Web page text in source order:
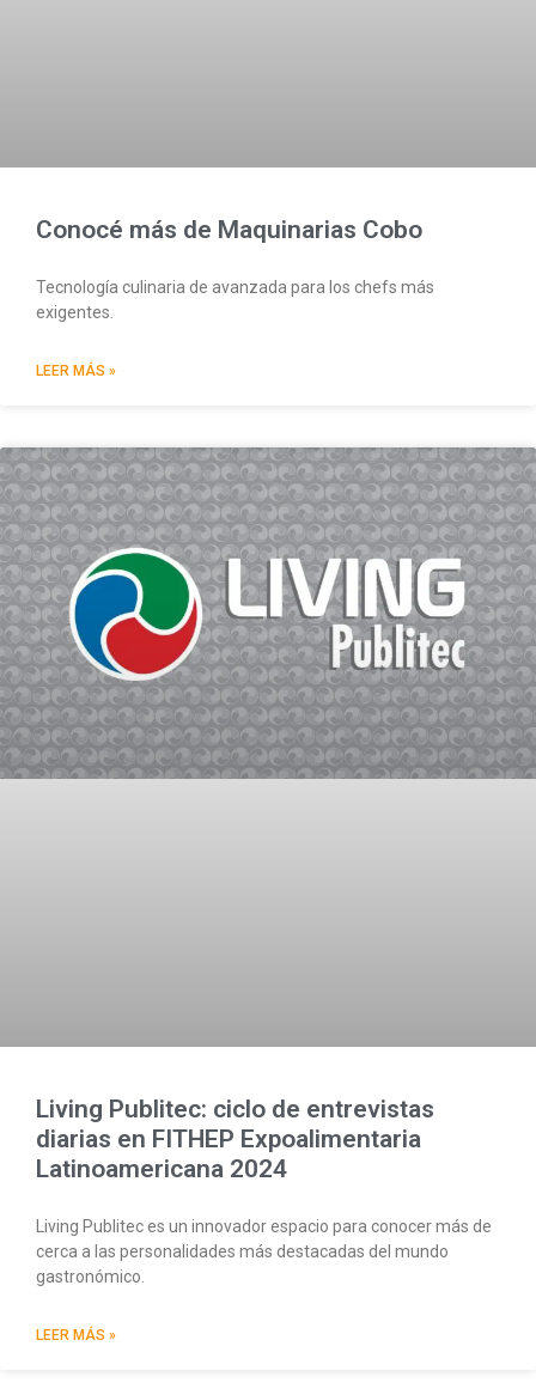
Conocé más de Maquinarias Cobo
Tecnología culinaria de avanzada para los chefs más
exigentes.
LEER MÁS »
Living Publitec: ciclo de entrevistas
diarias en FITHEP Expoalimentaria
Latinoamericana 2024
Living Publitec es un innovador espacio para conocer más de
cerca a las personalidades más destacadas del mundo
gastronómico.
LEER MÁS »